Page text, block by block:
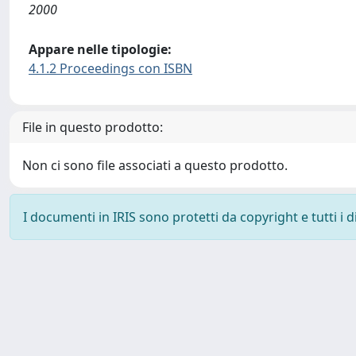
2000
Appare nelle tipologie:
4.1.2 Proceedings con ISBN
File in questo prodotto:
Non ci sono file associati a questo prodotto.
I documenti in IRIS sono protetti da copyright e tutti i